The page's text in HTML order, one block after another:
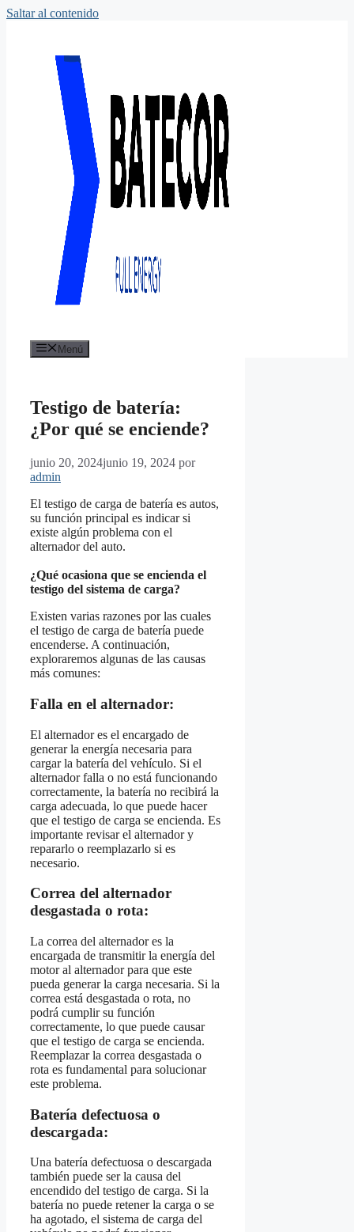
Saltar al contenido
Menú
Testigo de batería:
¿Por qué se enciende?
junio 20, 2024junio 19, 2024 por
admin
El testigo de carga de batería es autos,
su función principal es indicar si
existe algún problema con el
alternador del auto.
¿Qué ocasiona que se encienda el
testigo del sistema de carga?
Existen varias razones por las cuales
el testigo de carga de batería puede
encenderse. A continuación,
exploraremos algunas de las causas
más comunes:
Falla en el alternador:
El alternador es el encargado de
generar la energía necesaria para
cargar la batería del vehículo. Si el
alternador falla o no está funcionando
correctamente, la batería no recibirá la
carga adecuada, lo que puede hacer
que el testigo de carga se encienda. Es
importante revisar el alternador y
repararlo o reemplazarlo si es
necesario.
Correa del alternador
desgastada o rota:
La correa del alternador es la
encargada de transmitir la energía del
motor al alternador para que este
pueda generar la carga necesaria. Si la
correa está desgastada o rota, no
podrá cumplir su función
correctamente, lo que puede causar
que el testigo de carga se encienda.
Reemplazar la correa desgastada o
rota es fundamental para solucionar
este problema.
Batería defectuosa o
descargada:
Una batería defectuosa o descargada
también puede ser la causa del
encendido del testigo de carga. Si la
batería no puede retener la carga o se
ha agotado, el sistema de carga del